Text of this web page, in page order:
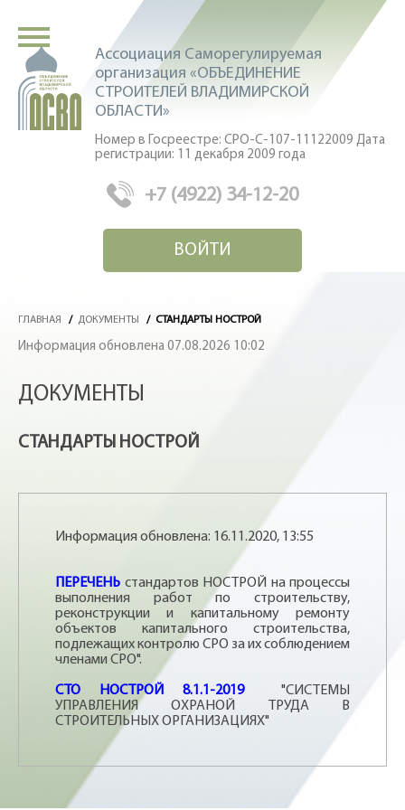
Ассоциация Саморегулируемая
организация «ОБЪЕДИНЕНИЕ
СТРОИТЕЛЕЙ ВЛАДИМИРСКОЙ
ОБЛАСТИ»
Номер в Госреестре: СРО-С-107-11122009 Дата
регистрации: 11 декабря 2009 года
+7 (4922) 34-12-20
ВОЙТИ
ГЛАВНАЯ / ДОКУМЕНТЫ / СТАНДАРТЫ НОСТРОЙ
Информация обновлена 07.08.2026 10:02
ДОКУМЕНТЫ
СТАНДАРТЫ НОСТРОЙ
Информация обновлена: 16.11.2020, 13:55
ПЕРЕЧЕНЬ стандартов НОСТРОЙ на процессы
выполнения работ по строительству,
реконструкции и капитальному ремонту
объектов капитального строительства,
подлежащих контролю СРО за их соблюдением
членами СРО".
СТО НОСТРОЙ 8.1.1-2019"СИСТЕМЫ
УПРАВЛЕНИЯ ОХРАНОЙ ТРУДА В
СТРОИТЕЛЬНЫХ ОРГАНИЗАЦИЯХ"